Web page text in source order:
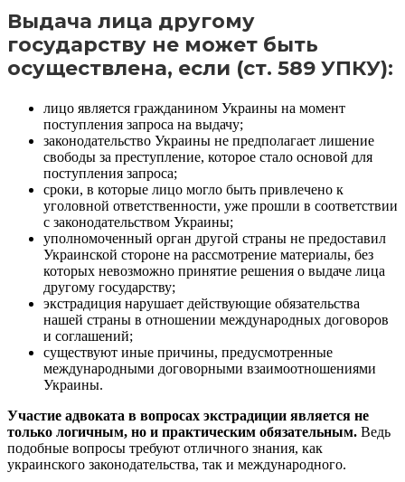
Выдача лица другому
государству не может быть
осуществлена, если (ст. 589 УПКУ):
лицо является гражданином Украины на момент
поступления запроса на выдачу;
законодательство Украины не предполагает лишение
свободы за преступление, которое стало основой для
поступления запроса;
сроки, в которые лицо могло быть привлечено к
уголовной ответственности, уже прошли в соответствии
с законодательством Украины;
уполномоченный орган другой страны не предоставил
Украинской стороне на рассмотрение материалы, без
которых невозможно принятие решения о выдаче лица
другому государству;
экстрадиция нарушает действующие обязательства
нашей страны в отношении международных договоров
и соглашений;
существуют иные причины, предусмотренные
международными договорными взаимоотношениями
Украины.
Участие адвоката в вопросах экстрадиции является не
только логичным, но и практическим обязательным. Ведь
подобные вопросы требуют отличного знания, как
украинского законодательства, так и международного.